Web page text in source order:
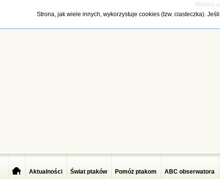
Strona, jak wiele innych, wykorzystuje cookies (tzw. ciasteczka).
Musisz
Aktualności Świat ptaków Pomóż ptakom ABC obserwatora